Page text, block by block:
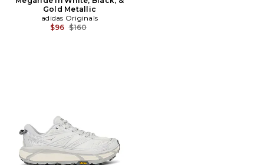
Gold Metallic
adidas Originals
$96 Prix Avant Réduction:
$160